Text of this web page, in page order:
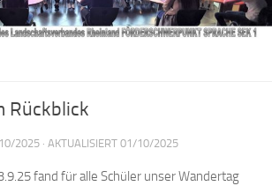
Rückblick
2025 · AKTUALISIERT 01/10/2025
fand für alle Schüler unser Wandertag